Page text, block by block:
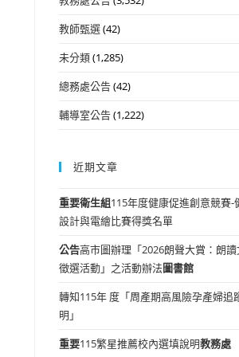
教師甄選(42)
未分類(1,285)
總務處公告(42)
輔導室公告(1,222)
近期文章
重要衛生組115年度健康促進創意競賽-
設計與電繪比賽得獎名單
公告高市圖辦理「2026朗聲大賞：朗讀
徵選活動」之活動辦法圖書館
轉知115年 度「周產期高風險孕產婦追
明」
重要115繁星推薦校內選填說明教務處